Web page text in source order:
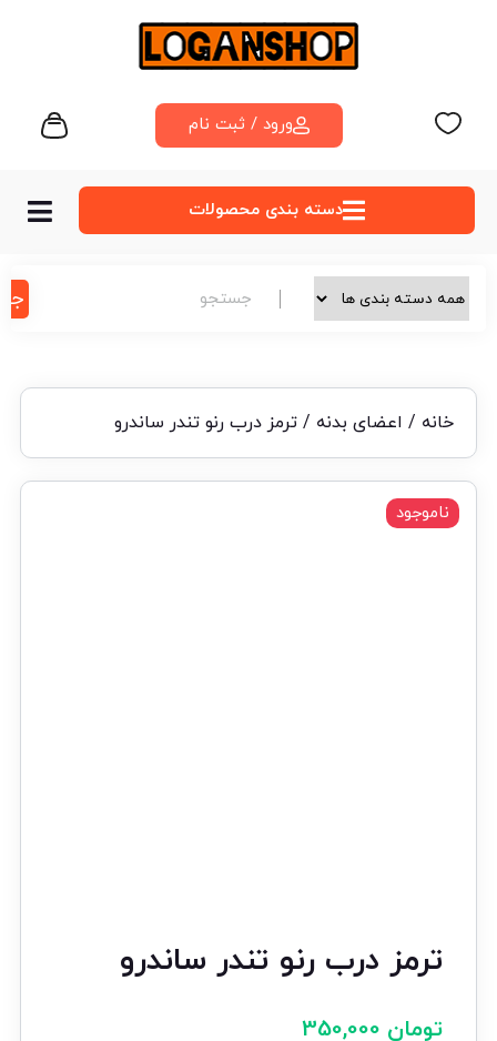
ورود / ثبت نام
دسته‌ بندی محصولات
خانه / اعضای بدنه / ترمز درب رنو تندر ساندرو
ترمز درب رنو تندر ساندرو
تومان
ناموجود